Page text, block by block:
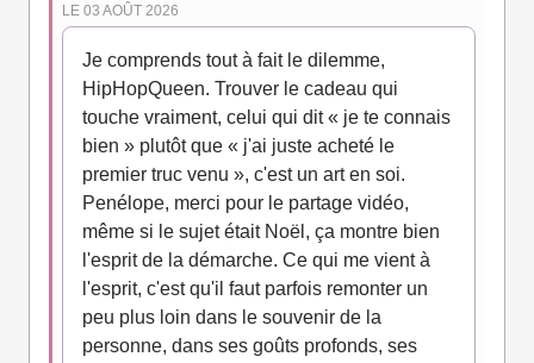
LE 03 AOÛT 2026
Je comprends tout à fait le dilemme,
HipHopQueen. Trouver le cadeau qui
touche vraiment, celui qui dit « je te connais
bien » plutôt que « j'ai juste acheté le
premier truc venu », c'est un art en soi.
Penélope, merci pour le partage vidéo,
même si le sujet était Noël, ça montre bien
l'esprit de la démarche. Ce qui me vient à
l'esprit, c'est qu'il faut parfois remonter un
peu plus loin dans le souvenir de la
personne, dans ses goûts profonds, ses